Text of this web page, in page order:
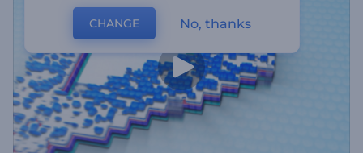
CHANGE No, thanks